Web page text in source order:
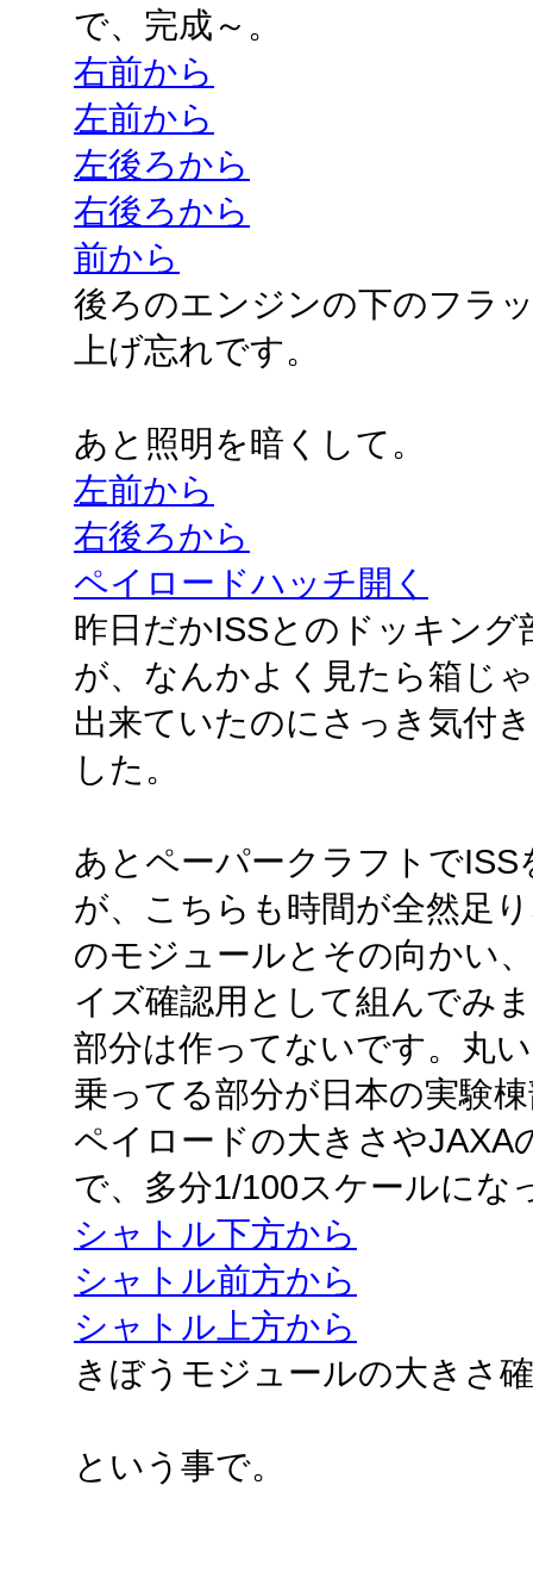
で、完成～。
右前から
左前から
左後ろから
右後ろから
前から
後ろのエンジンの下のフラ
上げ忘れです。
あと照明を暗くして。
左前から
右後ろから
ペイロードハッチ開く
昨日だかISSとのドッキン
が、なんかよく見たら箱じ
出来ていたのにさっき気付
した。
あとペーパークラフトで
が、こちらも時間が全然足
のモジュールとその向かい
イズ確認用として組んでみ
部分は作ってないです。丸
乗ってる部分が日本の実験
ペイロードの大きさやJAXA
で、多分1/100スケールにな
シャトル下方から
シャトル前方から
シャトル上方から
きぼうモジュールの大きさ
という事で。